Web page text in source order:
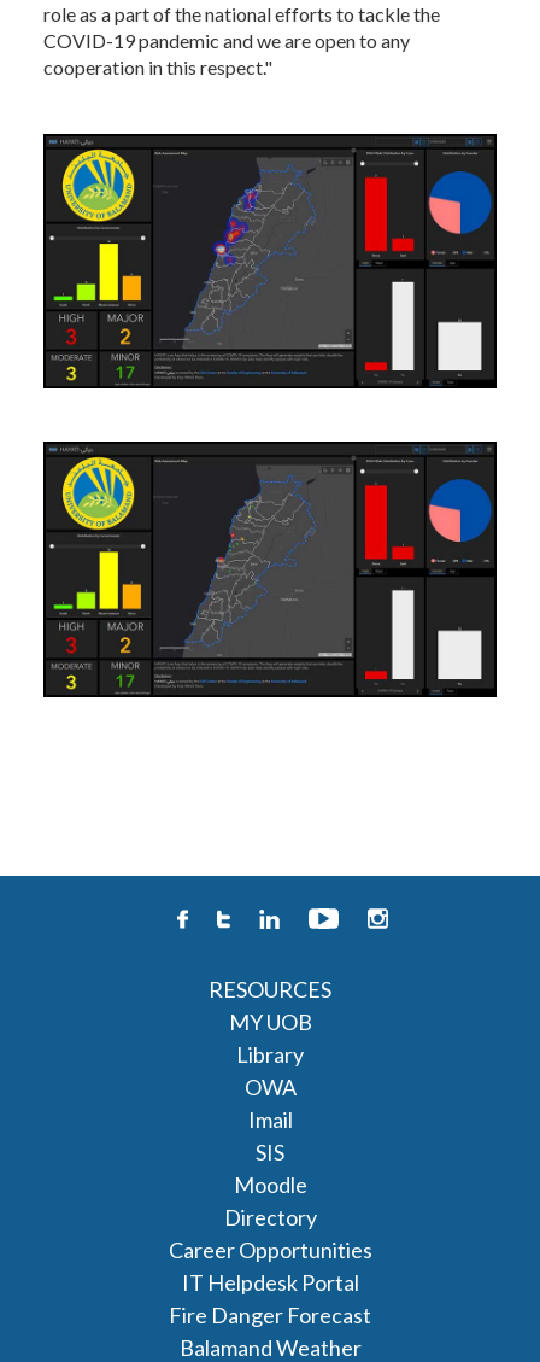
role as a part of the national efforts to tackle the
COVID-19 pandemic and we are open to any
cooperation in this respect."
RESOURCES
MY UOB
Library
OWA
Imail
SIS
Moodle
Directory
Career Opportunities
IT Helpdesk Portal
Fire Danger Forecast
Balamand Weather